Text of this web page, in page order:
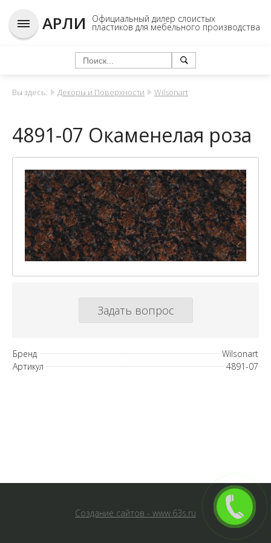
АРЛИ Официальный дилер слоистых
пластиков для мебельного производства
Вы здесь: Декоры и Поверхности Wilsonart
4891-07 Окаменелая роза
Задать вопрос
Бренд
Wilsonart
Артикул
4891-07
Создание сайтов - www.63s.ru